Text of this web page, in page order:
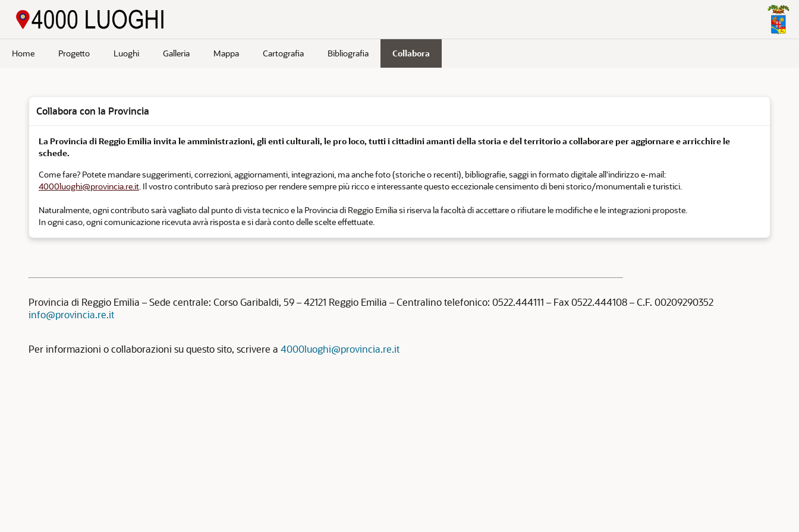
Home Progetto Luoghi Galleria Mappa Cartografia Bibliografia Collabora
Collabora con la Provincia
La Provincia di Reggio Emilia invita le amministrazioni, gli enti culturali, le pro loco, tutti i cittadini amanti della storia e del territorio a collaborare per aggiornare e arricchire le
schede.
Come fare? Potete mandare suggerimenti, correzioni, aggiornamenti, integrazioni, ma anche foto (storiche o recenti), bibliografie, saggi in formato digitale all'indirizzo e-mail:
4000luoghi@provincia.re.it. Il vostro contributo sarà prezioso per rendere sempre più ricco e interessante questo eccezionale censimento di beni storico/monumentali e turistici.
Naturalmente, ogni contributo sarà vagliato dal punto di vista tecnico e la Provincia di Reggio Emilia si riserva la facoltà di accettare o rifiutare le modifiche e le integrazioni proposte.
In ogni caso, ogni comunicazione ricevuta avrà risposta e si darà conto delle scelte effettuate.
Provincia di Reggio Emilia – Sede centrale: Corso Garibaldi, 59 – 42121 Reggio Emilia – Centralino telefonico: 0522.444111 – Fax 0522.444108 – C.F. 00209290352
info@provincia.re.it
Per informazioni o collaborazioni su questo sito, scrivere a 4000luoghi@provincia.re.it